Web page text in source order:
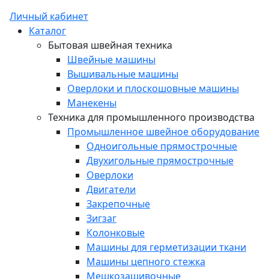
Личный кабинет
Каталог
Бытовая швейная техника
Швейные машины
Вышивальные машины
Оверлоки и плоскошовные машины
Манекены
Техника для промышленного производства
Промышленное швейное оборудование
Одноигольные прямострочные
Двухигольные прямострочные
Оверлоки
Двигатели
Закрепочные
Зигзаг
Колонковые
Машины для герметизации ткани
Машины цепного стежка
Мешкозашивочные